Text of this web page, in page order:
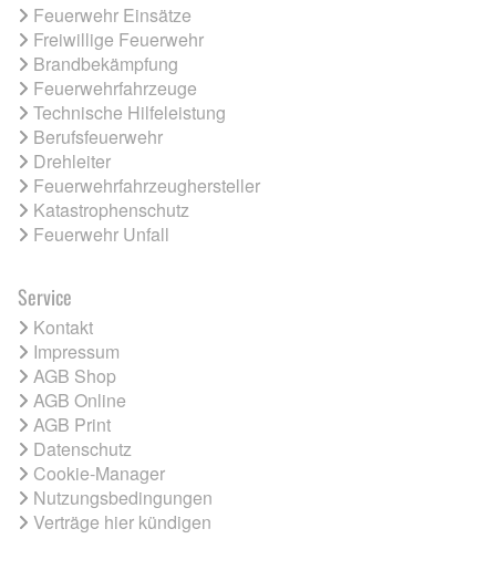
Feuerwehr Einsätze
Freiwillige Feuerwehr
Brandbekämpfung
Feuerwehrfahrzeuge
Technische Hilfeleistung
Berufsfeuerwehr
Drehleiter
Feuerwehrfahrzeughersteller
Katastrophenschutz
Feuerwehr Unfall
Service
Kontakt
Impressum
AGB Shop
AGB Online
AGB Print
Datenschutz
Cookie-Manager
Nutzungsbedingungen
Verträge hier kündigen